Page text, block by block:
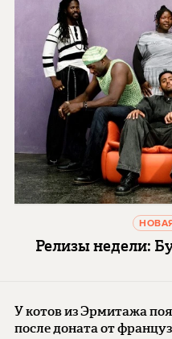
Релизы недели:
У котов из Эрмитажа
после доната от